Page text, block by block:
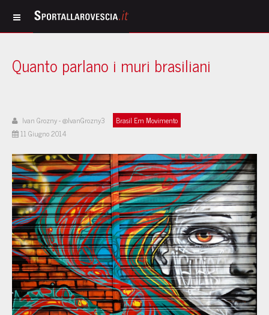
Quanto parlano i muri brasiliani
Ivan Grozny - @IvanGrozny3
Brasil Em Movimento
11 Giugno 2014